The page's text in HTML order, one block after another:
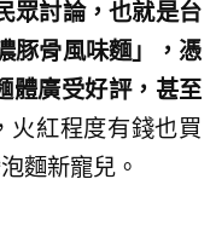
眾討論，也就是台
豚骨風味麵」，憑
體廣受好評，甚至
火紅程度有錢也買
麵新寵兒。